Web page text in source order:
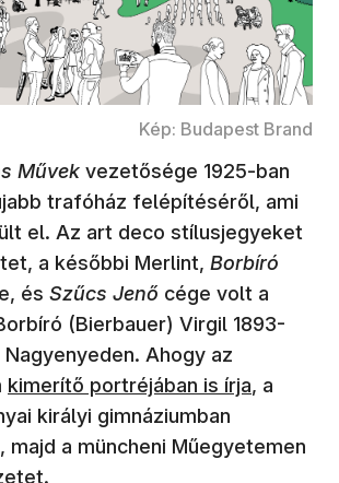
Kép: Budapest Brand
Művek vezetősége 1925-ban
trafóház felépítéséről, ami
el. Az art deco stílusjegyeket
a későbbi Merlint, Borbíró
és Szűcs Jenő cége volt a
(Bierbauer) Virgil 1893-
Ahogy az
(új ablakban nyílik meg)
kimerítő portréjában is írja, a
királyi gimnáziumban
a müncheni Műegyetemen